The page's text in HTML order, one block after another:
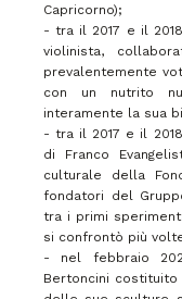
Capricorno);
- tra il 2017 e il
violinista,
prevalentemente
con un nutrito
interamente la sua
- tra il 2017 e il
di Franco
culturale della
fondatori del
tra i primi
si confrontò più
- nel febbraio
Bertoncini